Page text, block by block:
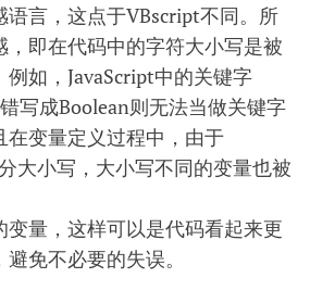
释
符）
语言，这点于VBscript不同。所
，即在代码中的字符大小写是被
例如，JavaScript中的关键字
写成Boolean则无法当做关键字
在变量定义过程中，由于
大小写，大小写不同的变量也被
变量，这样可以是代码看起来更
免不必要的失误。